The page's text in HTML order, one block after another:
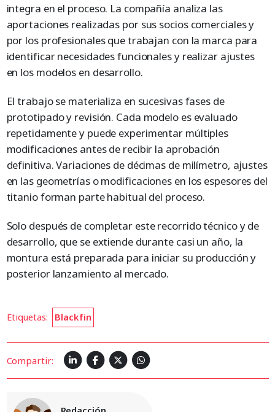
integra en el proceso. La compañía analiza las
aportaciones realizadas por sus socios comerciales y
por los profesionales que trabajan con la marca para
identificar necesidades funcionales y realizar ajustes
en los modelos en desarrollo.
El trabajo se materializa en sucesivas fases de
prototipado y revisión. Cada modelo es evaluado
repetidamente y puede experimentar múltiples
modificaciones antes de recibir la aprobación
definitiva. Variaciones de décimas de milímetro, ajustes
en las geometrías o modificaciones en los espesores del
titanio forman parte habitual del proceso.
Solo después de completar este recorrido técnico y de
desarrollo, que se extiende durante casi un año, la
montura está preparada para iniciar su producción y
posterior lanzamiento al mercado.
Etiquetas: Blackfin
Compartir: